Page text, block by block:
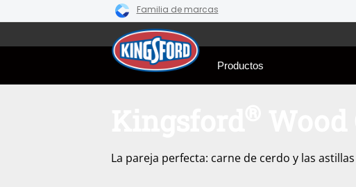
Familia de marcas
to
Productos
La pareja perfecta: carne de cerdo y las